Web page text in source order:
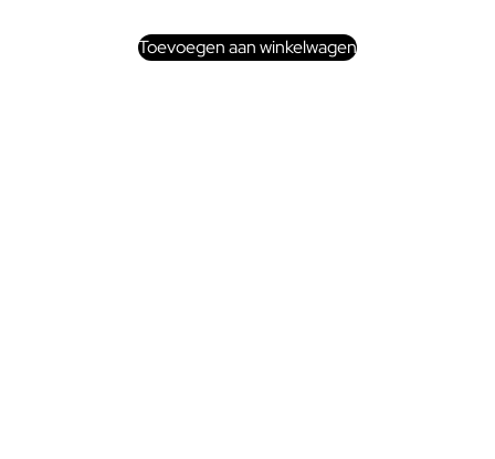
Toevoegen aan winkelwagen